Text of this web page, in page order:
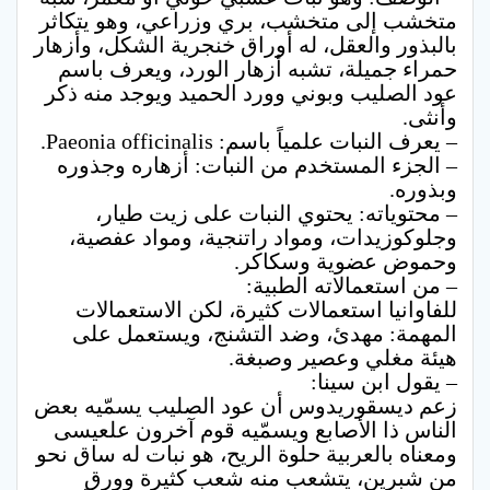
متخشب إلى متخشب، بري وزراعي، وهو يتكاثر
بالبذور والعقل، له أوراق خنجرية الشكل، وأزهار
حمراء جميلة، تشبه أزهار الورد، ويعرف باسم
عود الصليب وبوني وورد الحميد ويوجد منه ذكر
وأنثى.
– يعرف النبات علمياً باسم: Paeonia officinalis.
– الجزء المستخدم من النبات: أزهاره وجذوره
وبذوره.
– محتوياته: يحتوي النبات على زيت طيار،
وجلوكوزيدات، ومواد راتنجية، ومواد عفصية،
وحموض عضوية وسكاكر.
– من استعمالاته الطبية:
للفاوانيا استعمالات كثيرة، لكن الاستعمالات
المهمة: مهدئ، وضد التشنج، ويستعمل على
هيئة مغلي وعصير وصبغة.
– يقول ابن سينا:
زعم ديسقوريدوس أن عود الصليب يسمّيه بعض
الناس ذا الأصابع ويسمّيه قوم آخرون علعيسى
ومعناه بالعربية حلوة الريح، هو نبات له ساق نحو
من شبرين، يتشعب منه شعب كثيرة وورق